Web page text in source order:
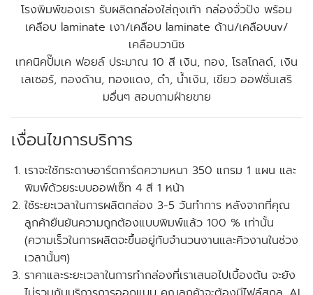
โรงพิมพ์ของเรา รับผลิตกล่องใส่ถุงเท้า กล่องจั่วปัง พร้อม
เคลือบ laminate เงา/เคลือบ laminate ด้าน/เคลือบuv/
เคลือบวานิช
เทคนิคปั๊มเค ฟอยล์ ประมาณ 10 สี เงิน, ทอง, โรสโกลด์, เงิน
เลเซอร์, ทองด้าน, ทองแดง, ดำ, น้ำเงิน, เขียว ออฟชั่นเสริ
มอื่นๆ สอบถามฝ่ายขาย
เงื่อนไขการบริการ
เราจะใช้กระดาษอาร์ตการ์ดความหนา 350 แกรม 1 แผน และ
พิมพ์ด้วยระบบออฟเซ็ท 4 สี 1 หน้า
ใช้ระยะเวลาในการผลิตกล่อง 3-5 วันทำการ หลังจากที่คุณ
ลูกค้ายืนยันความถูกต้องแบบพิมพ์แล้ว 100 % เท่านั้น
(ความเร็วในการผลิตจะขึ้นอยู่กับจำนวนงานและคิวงานในช่วง
เวลานั้นๆ)
ราคาและระยะเวลาในการทำกล่องที่เราเสนอไปเบื้องต้น จะยัง